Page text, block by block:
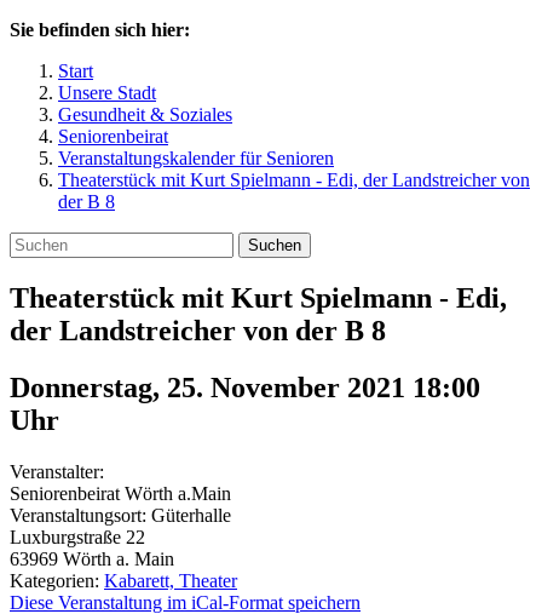
Sie befinden sich hier:
Start
Unsere Stadt
Gesundheit & Soziales
Seniorenbeirat
Veranstaltungskalender für Senioren
Theaterstück mit Kurt Spielmann - Edi, der Landstreicher von
der B 8
Suchen
Theaterstück mit Kurt Spielmann - Edi,
der Landstreicher von der B 8
Donnerstag, 25. November 2021 18:00
Uhr
Veranstalter:
Seniorenbeirat Wörth a.Main
Veranstaltungsort: Güterhalle
Luxburgstraße 22
63969 Wörth a. Main
Kategorien: Kabarett, Theater
Diese Veranstaltung im iCal-Format speichern